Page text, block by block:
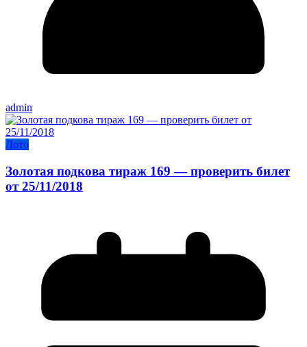
admin
Лото
Золотая подкова тираж 169 — проверить билет
от 25/11/2018